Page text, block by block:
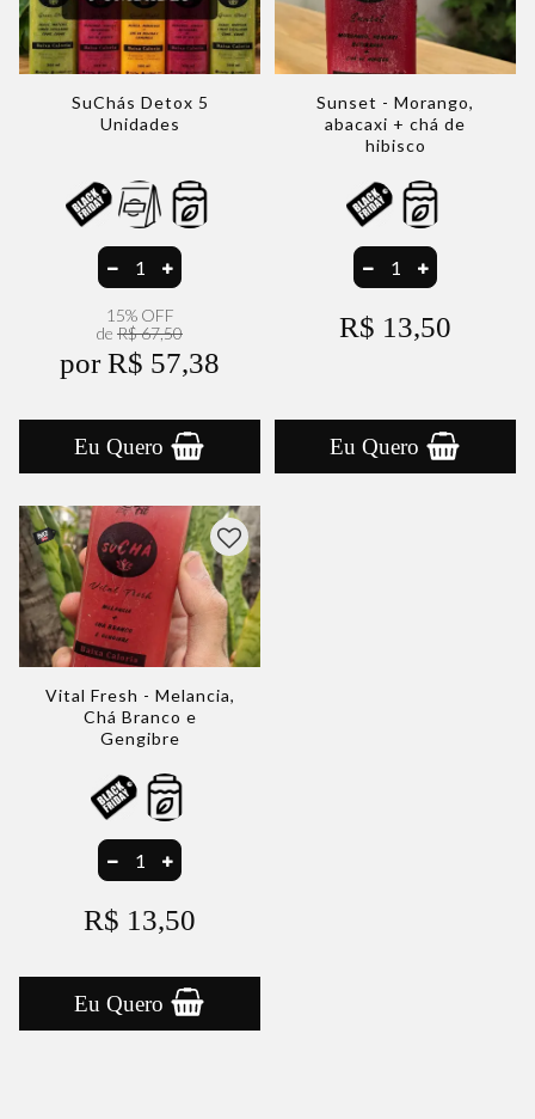
SuChás Detox 5
Unidades
15% OFF
de R$ 67,50
por R$ 57,38
Eu Quero
Sunset - Morango,
abacaxi + chá de
hibisco
R$ 13,50
Eu Quero
Vital Fresh - Melancia,
Chá Branco e
Gengibre
R$ 13,50
Eu Quero